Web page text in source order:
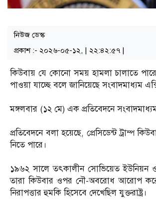
নিউজ ডেস্ক
প্রকাশ :- ২০২৬-০৫-১২, | ২২:৪২:৫৭ |
কিউবায় যে কোনো সময় হামলা চালাতে পারে
পাওয়া যাচ্ছে বলে জানিয়েছে সংবাদমাধ্যম
মঙ্গলবার (১২ মে) এক প্রতিবেদনে
প্রতিবেদনে বলা হয়েছে, প্রেসিডেন্ট ট্রাম্প
নিতে পারে।
১৯৬২ সালে তৎকালীন সোভিয়েত ইউনিয়ন ও
তারা কিউবার ওপর নৌ-অবরোধ আরোপ
নিরাপত্তার হুমকি হিসেবে দেখেছিল যুক্তরাষ্ট্র।